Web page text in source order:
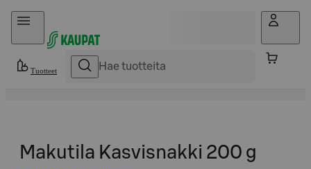
Hyppää sisältöön
Tuotteet
Makutila Kasvisnakki 200 g